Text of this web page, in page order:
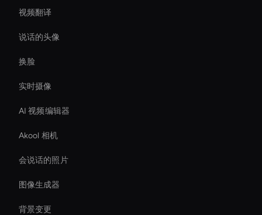
视频翻译
说话的头像
换脸
实时摄像
AI 视频编辑器
Akool 相机
会说话的照片
图像生成器
背景变更